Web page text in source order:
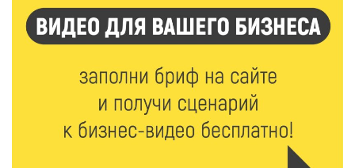
Виталий Королев рассказал о доступном спорте
для жителей Верхневолжья
8 Авг 2026 09:18 379
«Эстафету чемпионов» провели на площади
Оленинского Дома культуры